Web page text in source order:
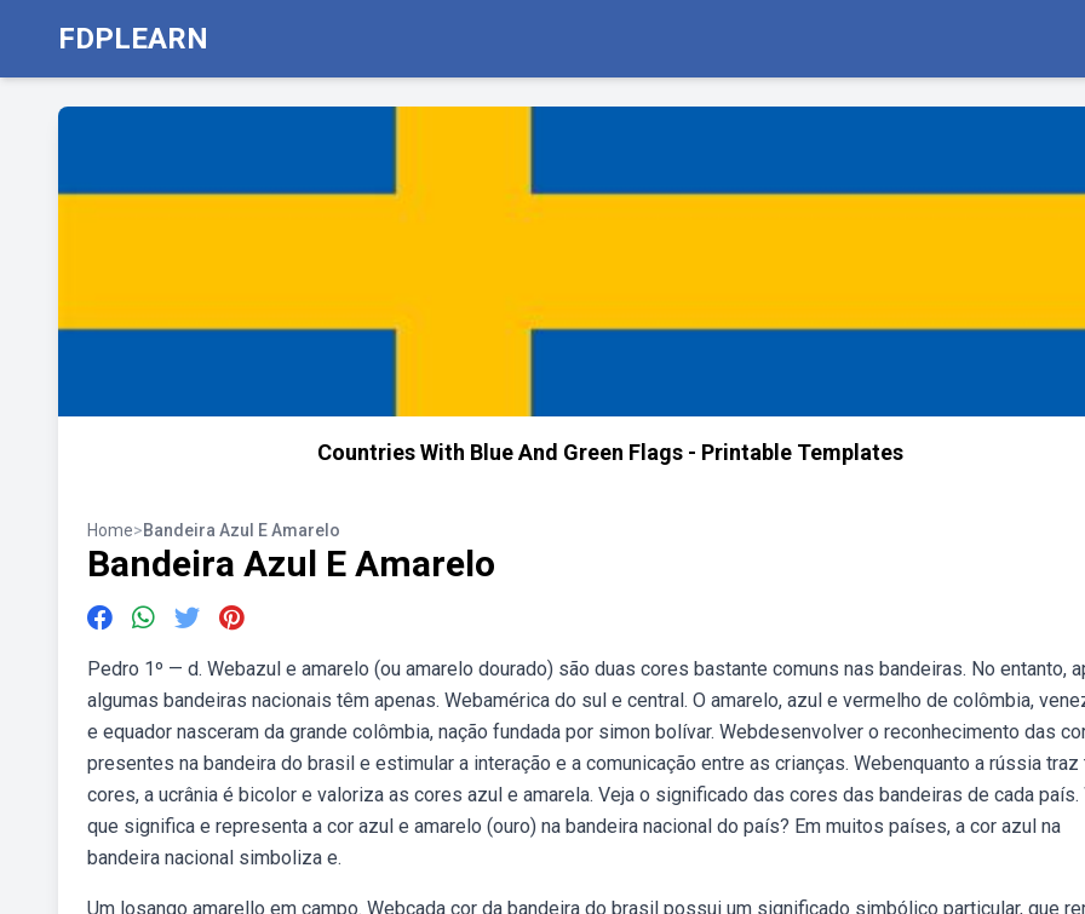
FDPLEARN
Countries With Blue And Green Flags - Printable Templates
Home>Bandeira Azul E Amarelo
Bandeira Azul E Amarelo
Pedro 1º — d. Webazul e amarelo (ou amarelo dourado) são duas cores bastante comuns nas bandeiras. No entanto,
algumas bandeiras nacionais têm apenas. Webamérica do sul e central. O amarelo, azul e vermelho de colômbia,
e equador nasceram da grande colômbia, nação fundada por simon bolívar. Webdesenvolver o reconhecimento das
presentes na bandeira do brasil e estimular a interação e a comunicação entre as crianças. Webenquanto a rússia
cores, a ucrânia é bicolor e valoriza as cores azul e amarela. Veja o significado das cores das bandeiras de cada país.
que significa e representa a cor azul e amarelo (ouro) na bandeira nacional do país? Em muitos países, a cor azul na
bandeira nacional simboliza e.
Um losango amarello em campo. Webcada cor da bandeira do brasil possui um significado simbólico particular, que